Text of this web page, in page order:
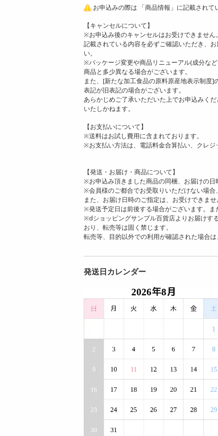
お申込みの際は 「商品情報」に記載され
【キャンセルについて】
※お申込み後のキャンセルはお受けできません
記載されている内容を必ずご確認いただき、
い。
※パッケージ変更や商品リニューアル(成分な
商品と多少異なる場合がございます。
また、[新たな加工食品の原料原産地表示制度
表記が旧表記の場合がございます。
あらかじめご了承いただいた上でお申込みく
いたしかねます。
【お支払いについて】
※送料はお試し費用に含まれております。
※お支払い方法は、電話料金合算払い、クレ
【発送・お届け・商品について】
※お申込み頂きました商品の同梱、お届けの
※会員様のご都合でお受取りいただけない場
また、お届け日時のご指定は、お受けできま
※発送予定日は前後する場合がございます。
※dショッピングサンプル百貨店よりお届けす
おり、転売等は固く禁じます。
転売等、目的以外での利用が確認された場合
発送日カレンダー